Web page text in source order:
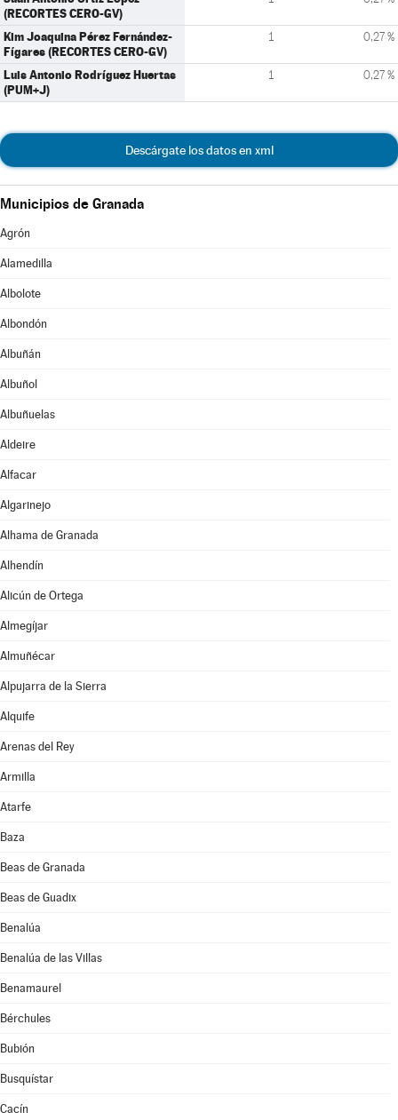
(RECORTES CERO-GV)
Kim Joaquina Pérez Fernández-
Fígares (RECORTES CERO-GV)
1 0,27 %
Luis Antonio Rodríguez Huertas
(PUM+J)
1 0,27 %
Descárgate los datos en xml
Municipios de Granada
Agrón
Alamedilla
Albolote
Albondón
Albuñán
Albuñol
Albuñuelas
Aldeire
Alfacar
Algarinejo
Alhama de Granada
Alhendín
Alicún de Ortega
Almegíjar
Almuñécar
Alpujarra de la Sierra
Alquife
Arenas del Rey
Armilla
Atarfe
Baza
Beas de Granada
Beas de Guadix
Benalúa
Benalúa de las Villas
Benamaurel
Bérchules
Bubión
Busquístar
Cacín